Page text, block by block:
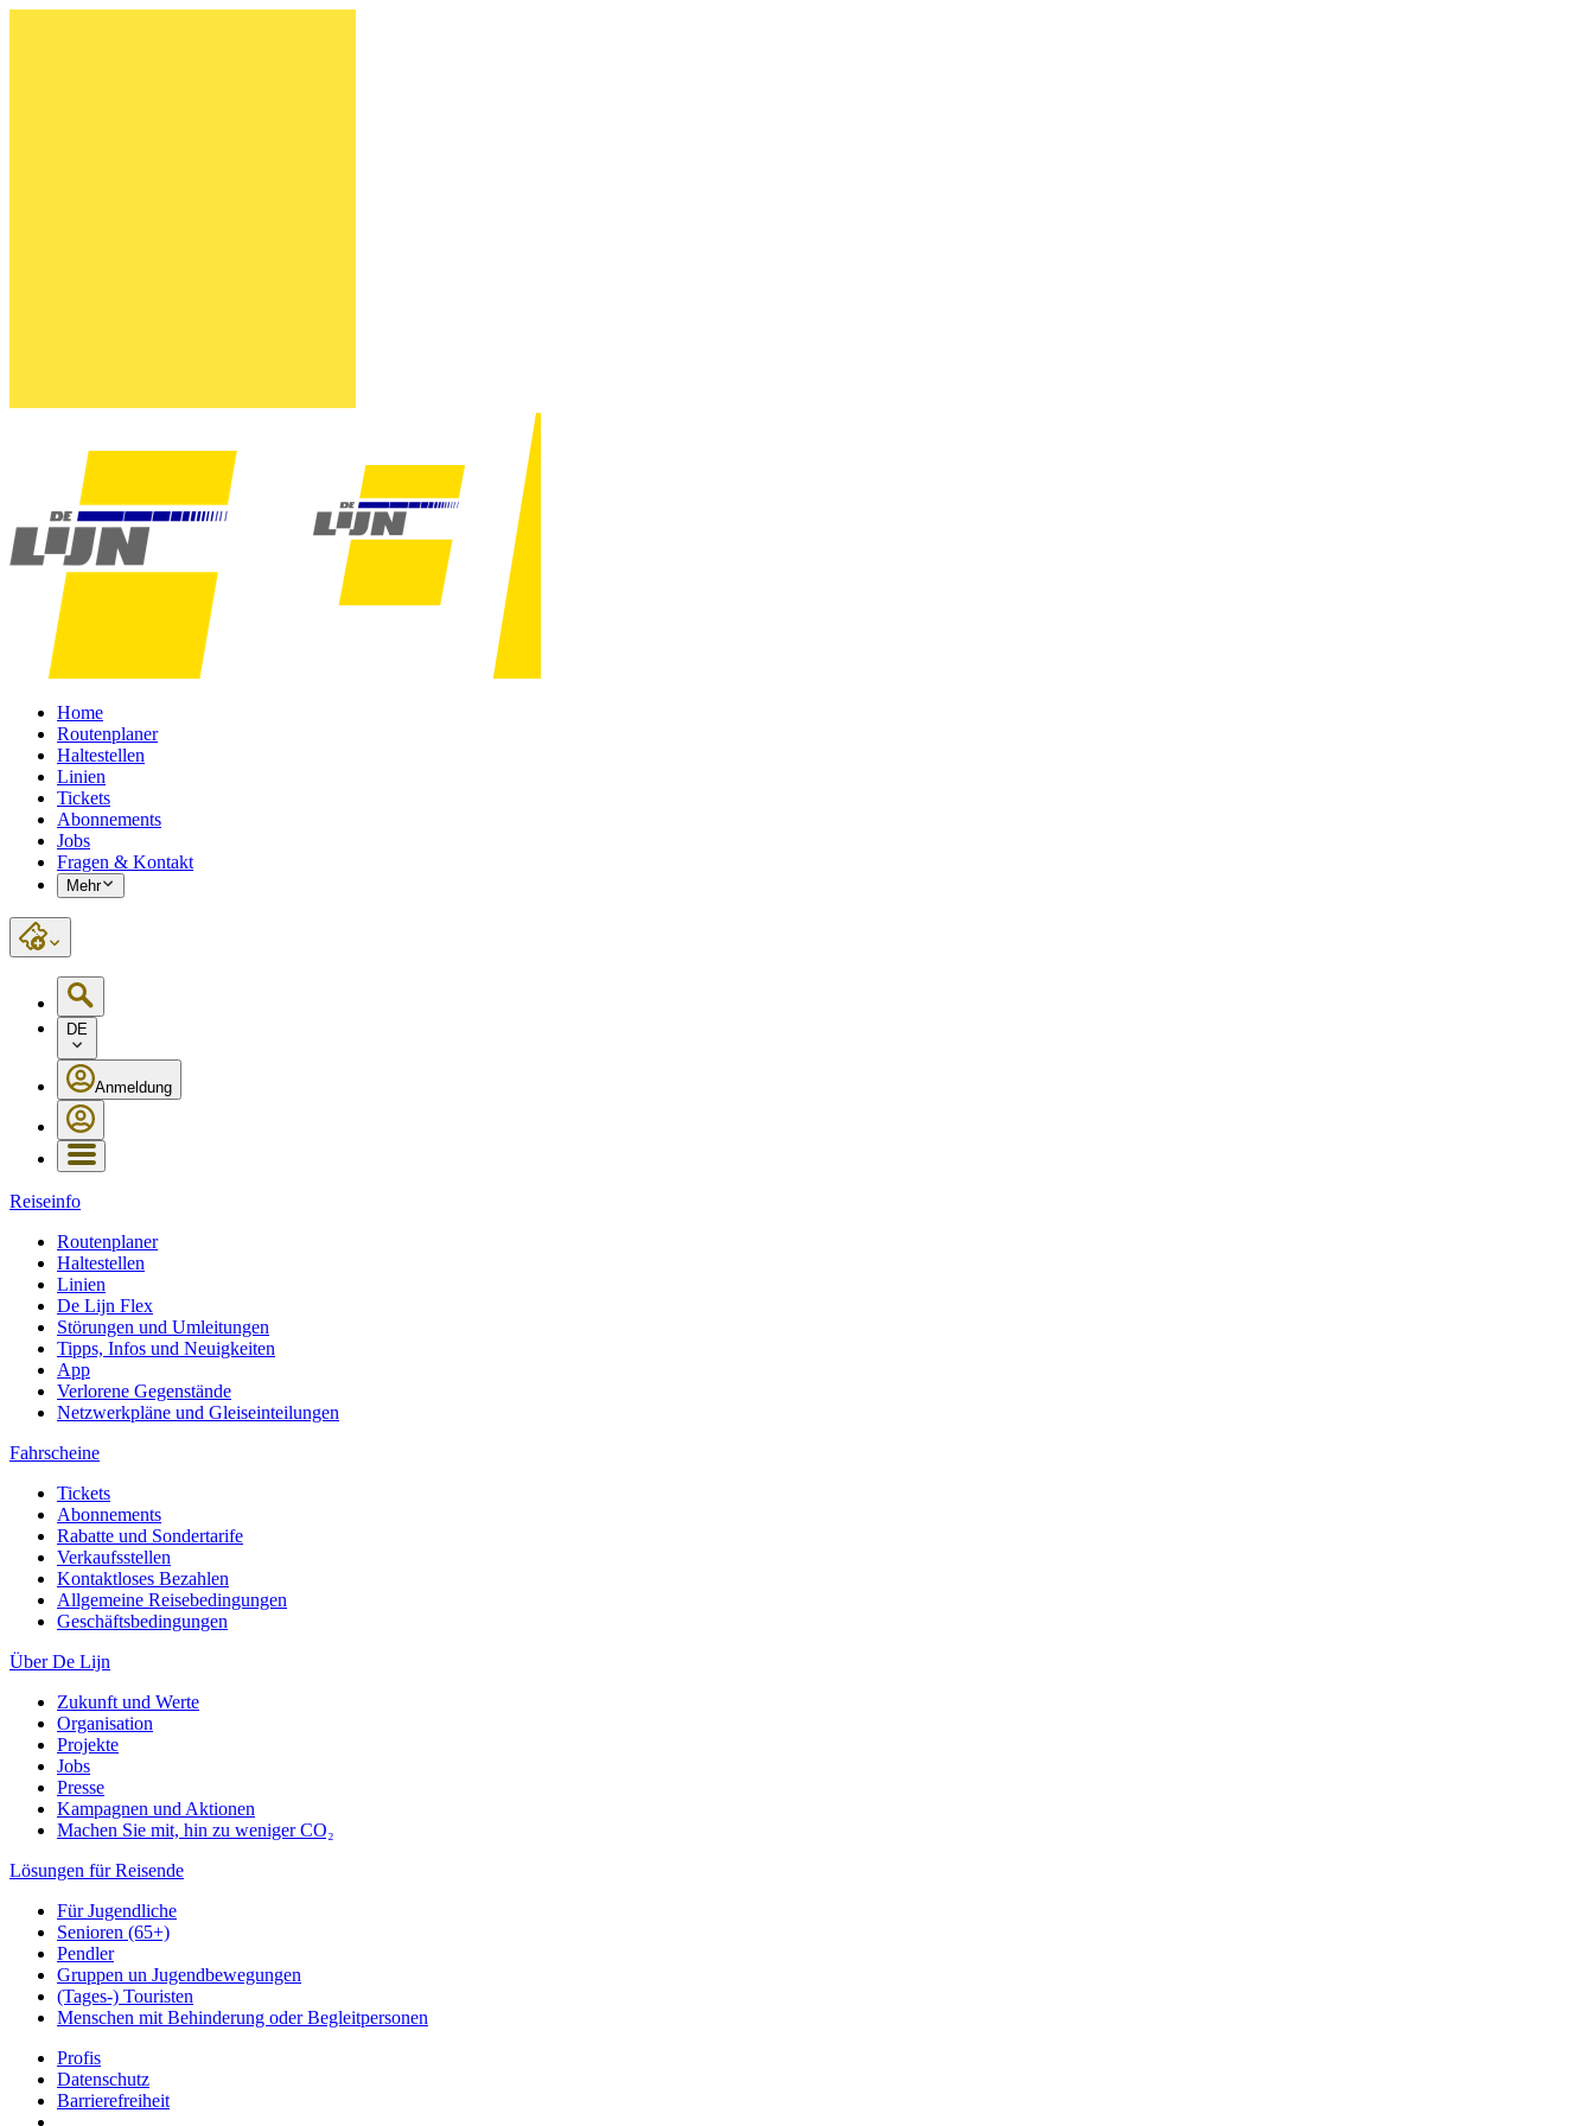
Home
Routenplaner
Haltestellen
Linien
Tickets
Abonnements
Jobs
Fragen & Kontakt
Mehr
DE
Anmeldung
Reiseinfo
Routenplaner
Haltestellen
Linien
De Lijn Flex
Störungen und Umleitungen
Tipps, Infos und Neuigkeiten
App
Verlorene Gegenstände
Netzwerkpläne und Gleiseinteilungen
Fahrscheine
Tickets
Abonnements
Rabatte und Sondertarife
Verkaufsstellen
Kontaktloses Bezahlen
Allgemeine Reisebedingungen
Geschäftsbedingungen
Über De Lijn
Zukunft und Werte
Organisation
Projekte
Jobs
Presse
Kampagnen und Aktionen
Machen Sie mit, hin zu weniger CO₂
Lösungen für Reisende
Für Jugendliche
Senioren (65+)
Pendler
Gruppen un Jugendbewegungen
(Tages-) Touristen
Menschen mit Behinderung oder Begleitpersonen
Profis
Datenschutz
Barrierefreiheit